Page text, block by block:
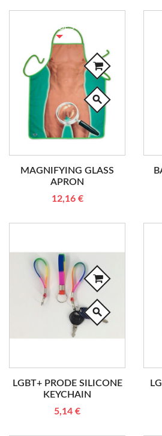
search
MAGNIFYING GLASS
APRON
12,16 €
RUPTURE DE STOCK
search
LGBT+ PRODE SILICONE
KEYCHAIN
5,14 €